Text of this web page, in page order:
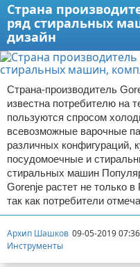
Страна
ряд стиральных
дизайн
Страна-производитель
известна потребителю на
пользуются спросом
всевозможные варочные
различных конфигураций,
посудомоечные и
стиральных машин
Gorenje растет не только
так как потребители
Архип Шашков 09-05-2019 07:36
Инструменты